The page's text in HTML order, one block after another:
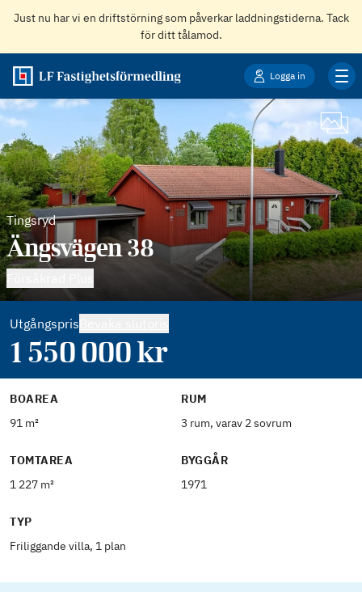
Just nu har vi en driftstörning som påverkar laddningstiderna. Tack
för ditt tålamod.
Logga in
Tingsryd
Ängsvägen 38
Utgångspris
1 550 000kr
BOAREA
91 m²
RUM
3 rum, varav 2 sovrum
TOMTAREA
1 227 m²
BYGGÅR
1971
TYP
Friliggande villa, 1 plan